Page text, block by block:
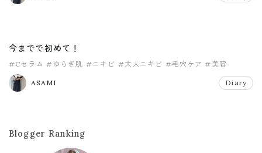
今までで初めて！
#Cセラム #ゆらぎ肌 #ニキビ #大人ニキビ #毛穴ケア #美容
ASAMI Diary
Blogger Ranking